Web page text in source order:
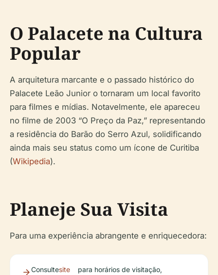
O Palacete na Cultura
Popular
A arquitetura marcante e o passado histórico do
Palacete Leão Junior o tornaram um local favorito
para filmes e mídias. Notavelmente, ele apareceu
no filme de 2003 “O Preço da Paz,” representando
a residência do Barão do Serro Azul, solidificando
ainda mais seu status como um ícone de Curitiba
(Wikipedia).
Planeje Sua Visita
Para uma experiência abrangente e enriquecedora:
Consultesite
para horários de visitação,